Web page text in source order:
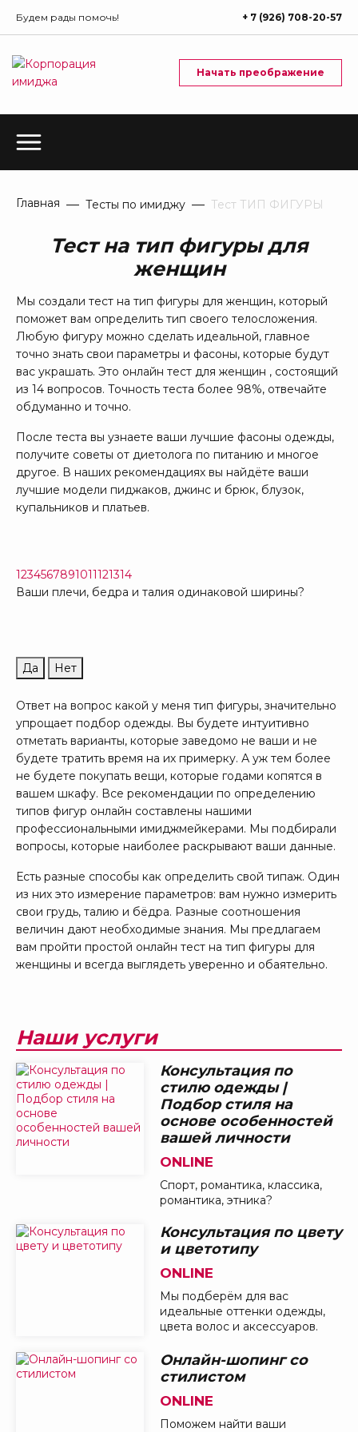
Будем рады помочь! + 7 (926) 708-20-57
Начать преображение
Главная Тесты по имиджу Тест ТИП ФИГУРЫ
Тест на тип фигуры для
женщин
Мы создали тест на тип фигуры для женщин, который
поможет вам определить тип своего телосложения.
Любую фигуру можно сделать идеальной, главное
точно знать свои параметры и фасоны, которые будут
вас украшать. Это онлайн тест для женщин , состоящий
из 14 вопросов. Точность теста более 98%, отвечайте
обдуманно и точно.
После теста вы узнаете ваши лучшие фасоны одежды,
получите советы от диетолога по питанию и многое
другое. В наших рекомендациях вы найдёте ваши
лучшие модели пиджаков, джинс и брюк, блузок,
купальников и платьев.
1234567891011121314
Ваши плечи, бедра и талия одинаковой ширины?
Да Нет
Ответ на вопрос какой у меня тип фигуры, значительно
упрощает подбор одежды. Вы будете интуитивно
отметать варианты, которые заведомо не ваши и не
будете тратить время на их примерку. А уж тем более
не будете покупать вещи, которые годами копятся в
вашем шкафу. Все рекомендации по определению
типов фигур онлайн составлены нашими
профессиональными имиджмейкерами. Мы подбирали
вопросы, которые наиболее раскрывают ваши данные.
Есть разные способы как определить свой типаж. Один
из них это измерение параметров: вам нужно измерить
свои грудь, талию и бёдра. Разные соотношения
величин дают необходимые знания. Мы предлагаем
вам пройти простой онлайн тест на тип фигуры для
женщины и всегда выглядеть уверенно и обаятельно.
Наши услуги
Консультация по
стилю одежды |
Подбор стиля на
основе особенностей
вашей личности
ONLINE
Спорт, романтика, классика,
романтика, этника?
Консультация по цвету
и цветотипу
ONLINE
Мы подберём для вас
идеальные оттенки одежды,
цвета волос и аксессуаров.
Онлайн-шопинг со
стилистом
ONLINE
Поможем найти ваши